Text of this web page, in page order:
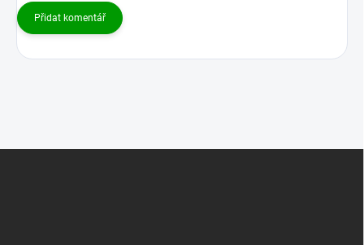
Přidat komentář